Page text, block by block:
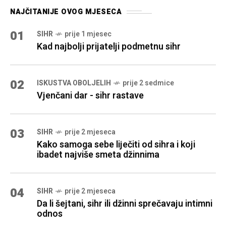
NAJČITANIJE OVOG MJESECA
01 SIHR prije 1 mjesec
Kad najbolji prijatelji podmetnu sihr
02 ISKUSTVA OBOLJELIH prije 2 sedmice
Vjenčani dar - sihr rastave
03 SIHR prije 2 mjeseca
Kako samoga sebe liječiti od sihra i koji
ibadet najviše smeta džinnima
04 SIHR prije 2 mjeseca
Da li šejtani, sihr ili džinni sprečavaju intimni
odnos